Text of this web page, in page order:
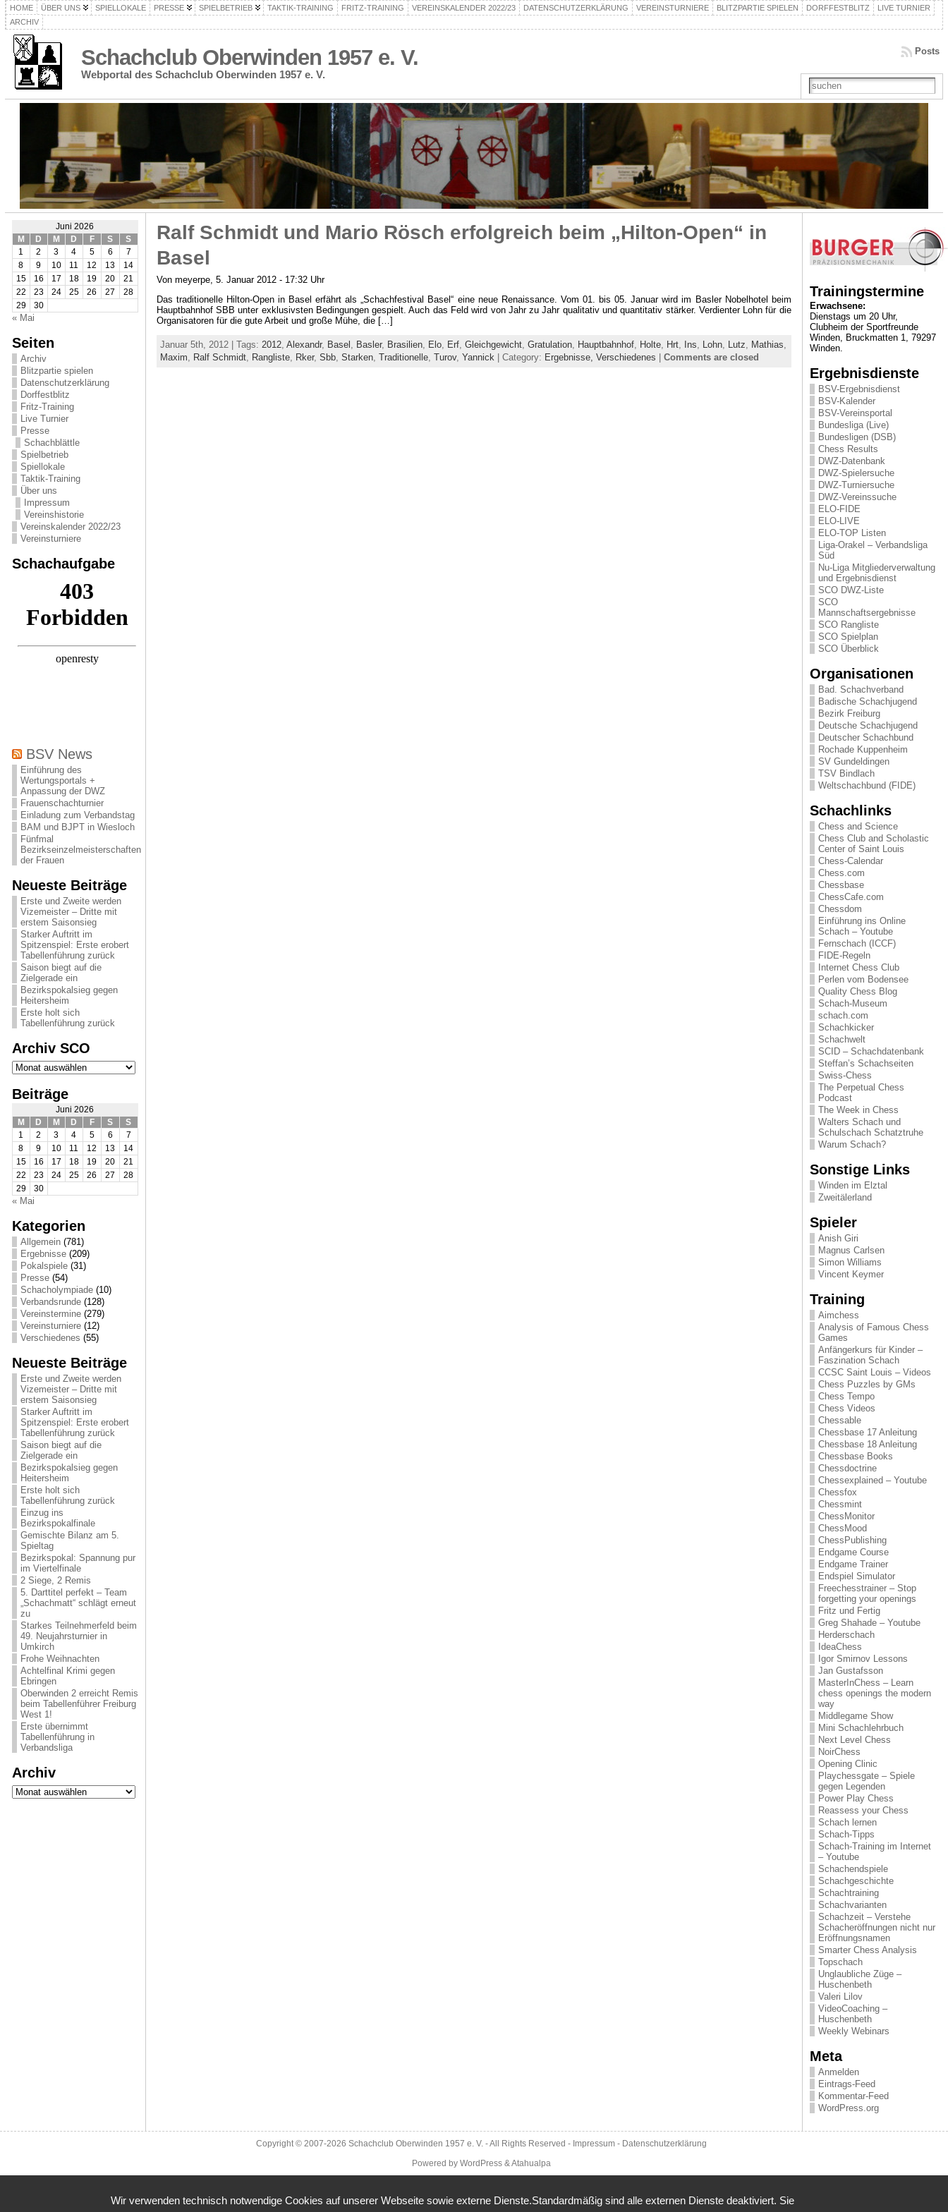
HOME ÜBER UNS SPIELLOKALE PRESSE SPIELBETRIEB TAKTIK-TRAINING FRITZ-TRAINING VEREINSKALENDER 2022/23 DATENSCHUTZERKLÄRUNG VEREINSTURNIERE BLITZPARTIE SPIELEN DORFFESTBLITZ
LIVE TURNIER
ARCHIV
Schachclub Oberwinden 1957 e. V.
Webportal des Schachclub Oberwinden 1957 e. V.
Posts
Juni 2026
M
D M D F S
S
1
2 3 4 5 6
7
8
9 10 11 12 13
14
15
16 17 18 19 20
21
22
23 24 25 26 27
28
29
30
« Mai
Seiten
Archiv
Blitzpartie spielen
Datenschutzerklärung
Dorffestblitz
Fritz-Training
Live Turnier
Presse
Schachblättle
Spielbetrieb
Spiellokale
Taktik-Training
Über uns
Impressum
Vereinshistorie
Vereinskalender 2022/23
Vereinsturniere
Schachaufgabe
BSV News
Einführung des
Wertungsportals +
Anpassung der DWZ
Frauenschachturnier
Einladung zum Verbandstag
BAM und BJPT in Wiesloch
Fünfmal
Bezirkseinzelmeisterschaften
der Frauen
Neueste Beiträge
Erste und Zweite werden
Vizemeister – Dritte mit
erstem Saisonsieg
Starker Auftritt im
Spitzenspiel: Erste erobert
Tabellenführung zurück
Saison biegt auf die
Zielgerade ein
Bezirkspokalsieg gegen
Heitersheim
Erste holt sich
Tabellenführung zurück
Archiv SCO
Archiv
SCO
Beiträge
Juni 2026
M
D M D F S
S
1
2 3 4 5 6
7
8
9 10 11 12 13
14
15
16 17 18 19 20
21
22
23 24 25 26 27
28
29
30
« Mai
Kategorien
Allgemein(781)
Ergebnisse(209)
Pokalspiele(31)
Presse(54)
Schacholympiade(10)
Verbandsrunde(128)
Vereinstermine(279)
Vereinsturniere(12)
Verschiedenes (55)
Neueste Beiträge
Erste und Zweite werden
Vizemeister – Dritte mit
erstem Saisonsieg
Starker Auftritt im
Spitzenspiel: Erste erobert
Tabellenführung zurück
Saison biegt auf die
Zielgerade ein
Bezirkspokalsieg gegen
Heitersheim
Erste holt sich
Tabellenführung zurück
Einzug ins
Bezirkspokalfinale
Gemischte Bilanz am 5.
Spieltag
Bezirkspokal: Spannung pur
im Viertelfinale
2 Siege, 2 Remis
5. Darttitel perfekt – Team
„Schachmatt“ schlägt erneut
zu
Starkes Teilnehmerfeld beim
49. Neujahrsturnier in
Umkirch
Frohe Weihnachten
Achtelfinal Krimi gegen
Ebringen
Oberwinden 2 erreicht Remis
beim Tabellenführer Freiburg
West 1!
Erste übernimmt
Tabellenführung in
Verbandsliga
Archiv
Archiv
Ralf Schmidt und Mario Rösch erfolgreich beim „Hilton-Open“ in
Basel
Von meyerpe, 5. Januar 2012 - 17:32 Uhr
Das traditionelle Hilton-Open in Basel erfährt als „Schachfestival Basel“ eine neue Renaissance. Vom 01. bis 05. Januar wird im Basler Nobelhotel beim
Hauptbahnhof SBB unter exklusivsten Bedingungen gespielt. Auch das Feld wird von Jahr zu Jahr qualitativ und quantitativ stärker. Verdienter Lohn für die
Organisatoren für die gute Arbeit und große Mühe, die […]
Januar 5th, 2012 | Tags: 2012, Alexandr, Basel Basler, Brasilien, Elo, Erf, Gleichgewicht, Gratulation, Hauptbahnhof, Holte, Hrt, Ins Lohn, Lutz Mathias
Maxim
Ralf Schmidt, Rangliste, Rker, Sbb, Starken, Traditionelle, Turov, Yannick | Category: Ergebnisse, Verschiedenes | Comments are closed
Trainingstermine
Erwachsene:
Dienstags um 20 Uhr,
Clubheim der Sportfreunde
Winden, Bruckmatten 1, 79297
Winden.
Ergebnisdienste
BSV-Ergebnisdienst
BSV-Kalender
BSV-Vereinsportal
Bundesliga (Live)
Bundesligen (DSB)
Chess Results
DWZ-Datenbank
DWZ-Spielersuche
DWZ-Turniersuche
DWZ-Vereinssuche
ELO-FIDE
ELO-LIVE
ELO-TOP Listen
Liga-Orakel – Verbandsliga
Süd
Nu-Liga Mitgliederverwaltung
und Ergebnisdienst
SCO DWZ-Liste
SCO
Mannschaftsergebnisse
SCO Rangliste
SCO Spielplan
SCO Überblick
Organisationen
Bad. Schachverband
Badische Schachjugend
Bezirk Freiburg
Deutsche Schachjugend
Deutscher Schachbund
Rochade Kuppenheim
SV Gundeldingen
TSV Bindlach
Weltschachbund (FIDE)
Schachlinks
Chess and Science
Chess Club and Scholastic
Center of Saint Louis
Chess-Calendar
Chess.com
Chessbase
ChessCafe.com
Chessdom
Einführung ins Online
Schach – Youtube
Fernschach (ICCF)
FIDE-Regeln
Internet Chess Club
Perlen vom Bodensee
Quality Chess Blog
Schach-Museum
schach.com
Schachkicker
Schachwelt
SCID – Schachdatenbank
Steffan’s Schachseiten
Swiss-Chess
The Perpetual Chess
Podcast
The Week in Chess
Walters Schach und
Schulschach Schatztruhe
Warum Schach?
Sonstige Links
Winden im Elztal
Zweitälerland
Spieler
Anish Giri
Magnus Carlsen
Simon Williams
Vincent Keymer
Training
Aimchess
Analysis of Famous Chess
Games
Anfängerkurs für Kinder –
Faszination Schach
CCSC Saint Louis – Videos
Chess Puzzles by GMs
Chess Tempo
Chess Videos
Chessable
Chessbase 17 Anleitung
Chessbase 18 Anleitung
Chessbase Books
Chessdoctrine
Chessexplained – Youtube
Chessfox
Chessmint
ChessMonitor
ChessMood
ChessPublishing
Endgame Course
Endgame Trainer
Endspiel Simulator
Freechesstrainer – Stop
forgetting your openings
Fritz und Fertig
Greg Shahade – Youtube
Herderschach
IdeaChess
Igor Smirnov Lessons
Jan Gustafsson
MasterInChess – Learn
chess openings the modern
way
Middlegame Show
Mini Schachlehrbuch
Next Level Chess
NoirChess
Opening Clinic
Playchessgate – Spiele
gegen Legenden
Power Play Chess
Reassess your Chess
Schach lernen
Schach-Tipps
Schach-Training im Internet
– Youtube
Schachendspiele
Schachgeschichte
Schachtraining
Schachvarianten
Schachzeit – Verstehe
Schacheröffnungen nicht nur
Eröffnungsnamen
Smarter Chess Analysis
Topschach
Unglaubliche Züge –
Huschenbeth
Valeri Lilov
VideoCoaching –
Huschenbeth
Weekly Webinars
Meta
Anmelden
Eintrags-Feed
Kommentar-Feed
WordPress.org
Copyright © 2007-2026 Schachclub Oberwinden 1957 e. V.- All Rights Reserved - Impressum- Datenschutzerklärung
Powered by WordPress&Atahualpa
Wir verwenden technisch notwendige Cookies auf unserer Webseite sowie externe Dienste.Standardmäßig sind alle externen Dienste deaktiviert. Sie